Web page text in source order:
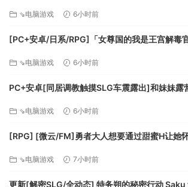
⇘电脑游戏 6小时前
[PC+安卓/日系/RPG]「女尊国的我是王宫解毒
⇘电脑游戏 6小时前
PC+安卓[同居调教触摸SLG车震露出]和妹妹露
⇘电脑游戏 6小时前
[RPG] [微云/FM]勇者大人想要通过甜蜜H让她怀上孩子 -女神与淫
⇘电脑游戏 7小时前
更新[解密SLG/全动态] 特务朔的秘密行动